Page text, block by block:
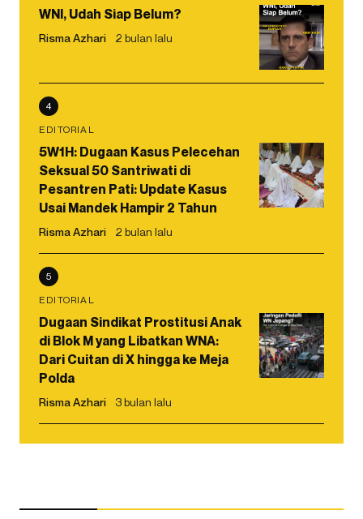
WNI, Udah Siap Belum?
Risma Azhari 2 bulan lalu
4
EDITORIAL
5W1H: Dugaan Kasus Pelecehan
Seksual 50 Santriwati di
Pesantren Pati: Update Kasus
Usai Mandek Hampir 2 Tahun
Risma Azhari 2 bulan lalu
5
EDITORIAL
Dugaan Sindikat Prostitusi Anak
di Blok M yang Libatkan WNA:
Dari Cuitan di X hingga ke Meja
Polda
Risma Azhari 3 bulan lalu